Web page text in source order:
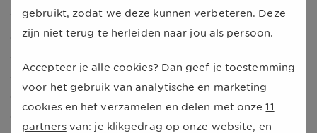
Volgens Derk wordt de benzineprijs vooral bepaald
door wat er wereldwijd gebeurt. “Economische
olieproductie hebben direct invloed op de olieprijs. Als
die daalt, zie je dat meestal terug aan de pomp, ook als
gebruikt, zodat we deze kunnen verbeteren. Deze
zijn niet terug te herleiden naar jou als persoon.
Accepteer je alle cookies? Dan geef je toestemming
voor het gebruik van analytische en marketing
cookies en het verzamelen en delen met onze 11
partners van: je klikgedrag op onze website, en